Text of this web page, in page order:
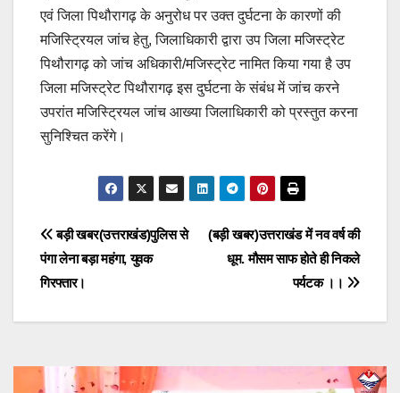
एवं जिला पिथौरागढ़ के अनुरोध पर उक्त दुर्घटना के कारणों की
मजिस्ट्रियल जांच हेतु, जिलाधिकारी द्वारा उप जिला मजिस्ट्रेट
पिथौरागढ़ को जांच अधिकारी/मजिस्ट्रेट नामित किया गया है उप
जिला मजिस्ट्रेट पिथौरागढ़ इस दुर्घटना के संबंध में जांच करने
उपरांत मजिस्ट्रियल जांच आख्या जिलाधिकारी को प्रस्तुत करना
सुनिश्चित करेंगे।
Post
navigation
(बड़ी खबर)उत्तराखंड में नव वर्ष की
धूम. मौसम साफ होते ही निकले
पर्यटक ।।
बड़ी खबर(उत्तराखंड)पुलिस से
पंगा लेना बड़ा महंगा, युवक
गिरफ्तार।